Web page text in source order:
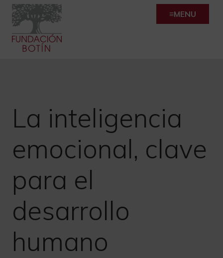
Skip
content
MENU
La inteligencia
emocional, clave
para el
desarrollo
humano